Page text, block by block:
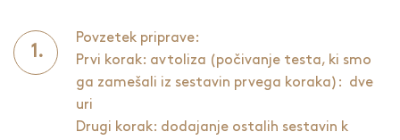
Povzetek priprave:
Prvi korak: avtoliza (počivanje testa, ki smo
ga zamešali iz sestavin prvega koraka): dve
uri
Drugi korak: dodajanje ostalih sestavin k